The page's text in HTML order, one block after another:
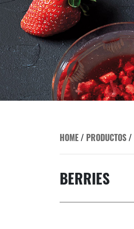
HOME/ PRODUCTOS/
BERRIES